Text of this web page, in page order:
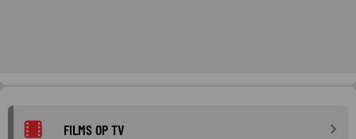
FILMS OP TV